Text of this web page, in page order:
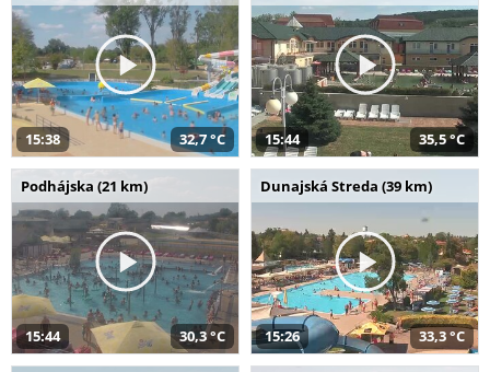
15:38 32,7 °C 15:44 35,5 °C
Podhájska (21 km)
15:44 30,3 °C
Dunajská Streda (39 km)
15:26 33,3 °C